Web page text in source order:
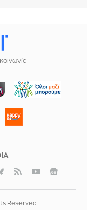
ΜΠΟΡΟΥΜΕ
Reserved